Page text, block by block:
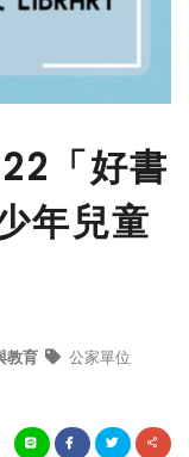
「好書
年兒童
教育 公家單位